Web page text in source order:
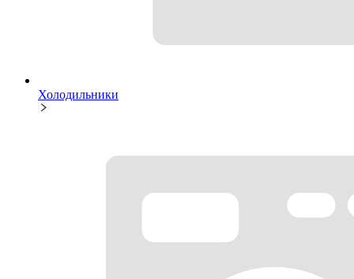
Холодильники